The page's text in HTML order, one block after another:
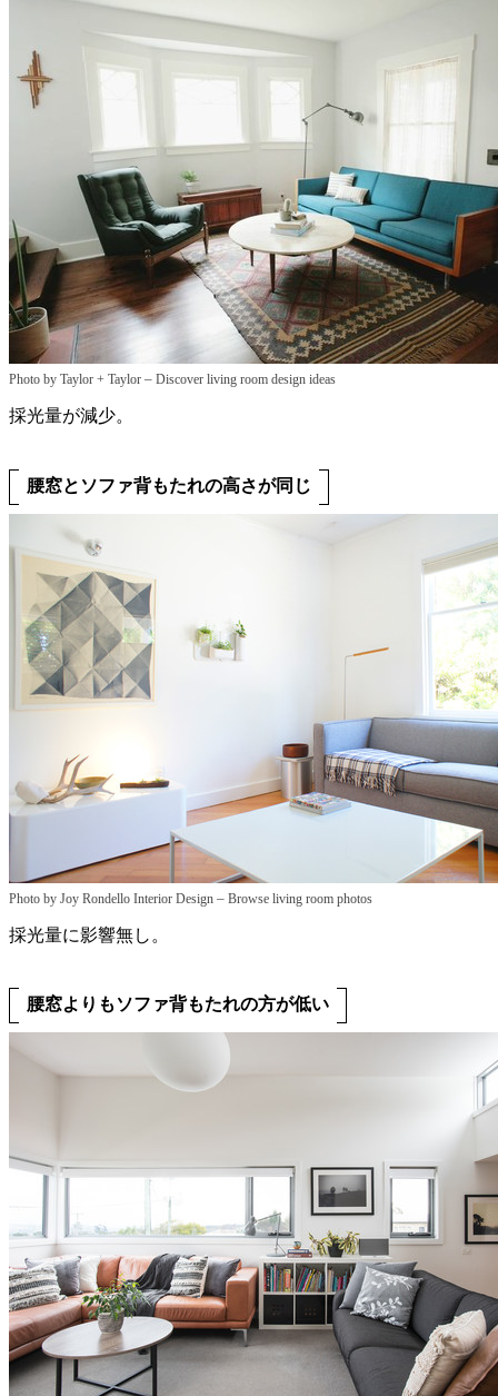
Photo by Taylor + Taylor – Discover living room design ideas
採光量が減少。
腰窓とソファ背もたれの高さが同じ
Photo by Joy Rondello Interior Design – Browse living room photos
採光量に影響無し。
腰窓よりもソファ背もたれの方が低い